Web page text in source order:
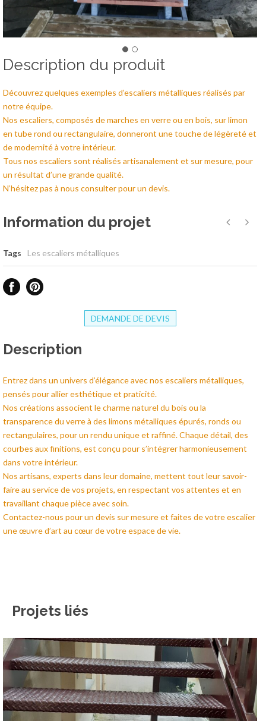
Description du produit
Découvrez quelques exemples d’escaliers métalliques réalisés par
notre équipe.
Nos escaliers, composés de marches en verre ou en bois, sur limon
en tube rond ou rectangulaire, donneront une touche de légèreté et
de modernité à votre intérieur.
Tous nos escaliers sont réalisés artisanalement et sur mesure, pour
un résultat d’une grande qualité.
N’hésitez pas à nous consulter pour un devis.
Information du projet
Tags Les escaliers métalliques
DEMANDE DE DEVIS
Description
Entrez dans un univers d’élégance avec nos escaliers métalliques,
pensés pour allier esthétique et praticité.
Nos créations associent le charme naturel du bois ou la
transparence du verre à des limons métalliques épurés, ronds ou
rectangulaires, pour un rendu unique et raffiné. Chaque détail, des
courbes aux finitions, est conçu pour s’intégrer harmonieusement
dans votre intérieur.
Nos artisans, experts dans leur domaine, mettent tout leur savoir-
faire au service de vos projets, en respectant vos attentes et en
travaillant chaque pièce avec soin.
Contactez-nous pour un devis sur mesure et faites de votre escalier
une œuvre d’art au cœur de votre espace de vie.
Projets liés